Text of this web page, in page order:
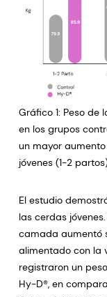
Gráfico 1: Peso
en los grupos
un mayor
jóvenes (1-2
El estudio
las cerdas
camada aumentó
alimentado con la
registraron un
Hy-D®, en